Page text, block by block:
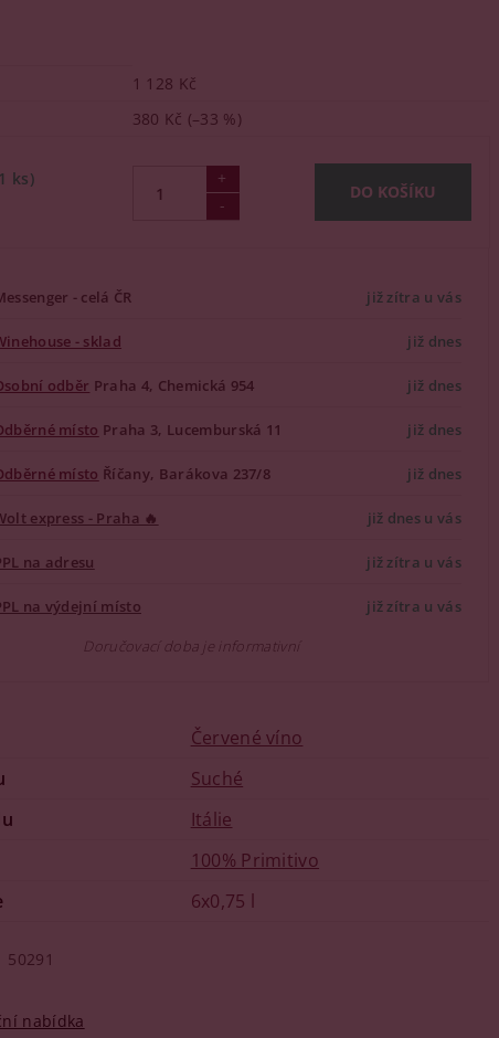
ks)
1 128 Kč
380 Kč (–33 %)
- celá ČR již zítra u vás
- sklad již dnes
odběr Praha 4, Chemická 954 již dnes
místo Praha 3, Lucemburská 11 již dnes
místo Říčany, Barákova 237/8 již dnes
express - Praha 🔥 již dnes u vás
na adresu již zítra u vás
na výdejní místo
již zítra u vás
Doručovací doba je informativní
Červené víno
Suché
Itálie
100% Primitivo
6x0,75 l
50291
nabídka